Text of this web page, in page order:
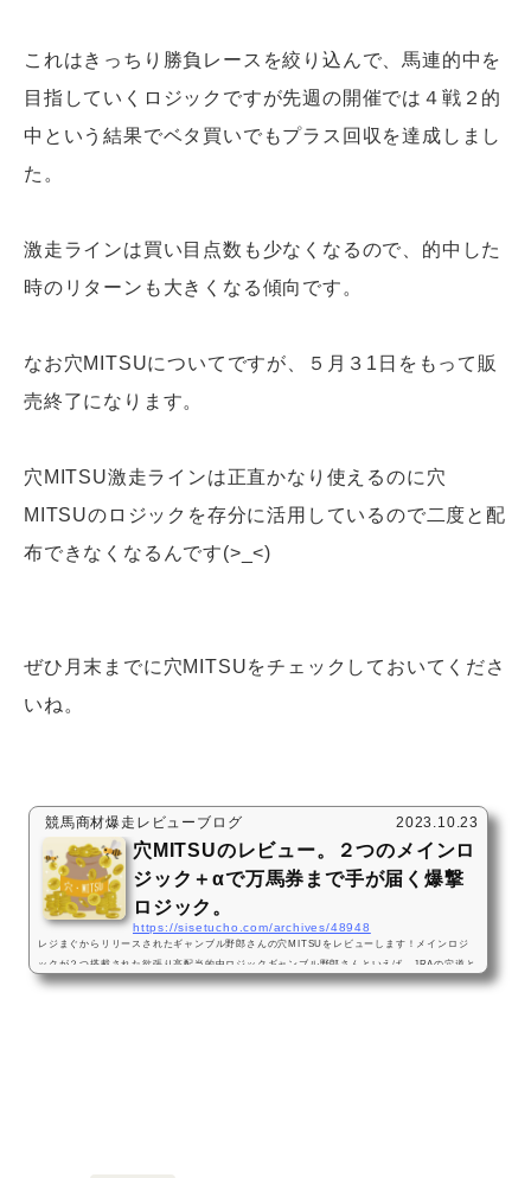
これはきっちり勝負レースを絞り込んで、馬連的中を
目指していくロジックですが先週の開催では４戦２的
中という結果でベタ買いでもプラス回収を達成しまし
た。
激走ラインは買い目点数も少なくなるので、的中した
時のリターンも大きくなる傾向です。
なお穴MITSUについてですが、５月３1日をもって販
売終了になります。
穴MITSU激走ラインは正直かなり使えるのに穴
MITSUのロジックを存分に活用しているので二度と配
布できなくなるんです(>_<)
ぜひ月末までに穴MITSUをチェックしておいてくださ
いね。
競馬商材爆走レビューブログ 2023.10.23
穴MITSUのレビュー。２つのメインロ
ジック＋αで万馬券まで手が届く爆撃
ロジック。
https://sisetucho.com/archives/48948
レジまぐからリリースされたギャンブル野郎さんの穴MITSUをレビューします！メインロジ
ックが２つ搭載された欲張り高配当的中ロジックギャンブル野郎さんといえば、JRAの穴道と
いう複勝馬券術やsemetanという三連単馬券術を過去にリリースされていて、特に前作semet